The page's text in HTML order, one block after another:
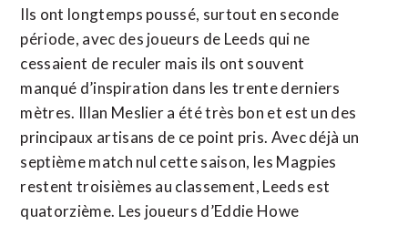
Ils ont longtemps poussé, surtout en seconde
période, avec des joueurs de Leeds qui ne
cessaient de reculer mais ils ont souvent
manqué d’inspiration dans les trente derniers
mètres. Illan Meslier a été très bon et est un des
principaux artisans de ce point pris. Avec déjà un
septième match nul cette saison, les Magpies
restent troisièmes au classement, Leeds est
quatorzième. Les joueurs d’Eddie Howe